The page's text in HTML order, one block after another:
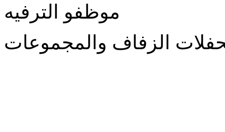
موظفو الترفيه
الزفاف والمجموعات